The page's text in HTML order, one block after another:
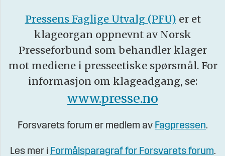
Pressens Faglige Utvalg (PFU) er et
klageorgan oppnevnt av Norsk
Presseforbund som behandler klager
mot mediene i presseetiske spørsmål. For
informasjon om klageadgang, se:
www.presse.no
Forsvarets forum er medlem av Fagpressen.
Les mer i Formålsparagraf for Forsvarets forum.